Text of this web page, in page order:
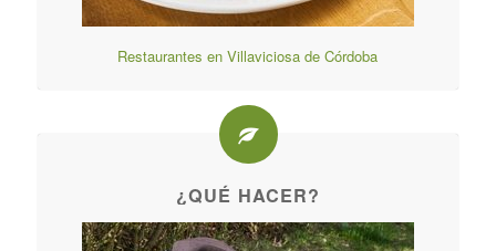
Restaurantes en Villaviciosa de Córdoba
¿QUÉ HACER?